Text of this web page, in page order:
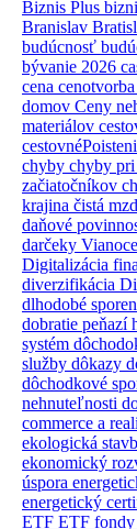
Biznis Plus
Branislav
budúcnosť
bývanie 2026
cena cenotvorba
domov Ceny
materiálov
chyby chyby
začiatočníkov
krajina čistá
daňové
darčeky Vianoce
Digitalizácia
diverzifikácia
dlhodobé
dobratie peňazí
systém
služby dôkazy
dôchodkové
nehnuteľnosti
commerce a
ekologická
ekonomický
úspora
energetický
ETF ETF fondy